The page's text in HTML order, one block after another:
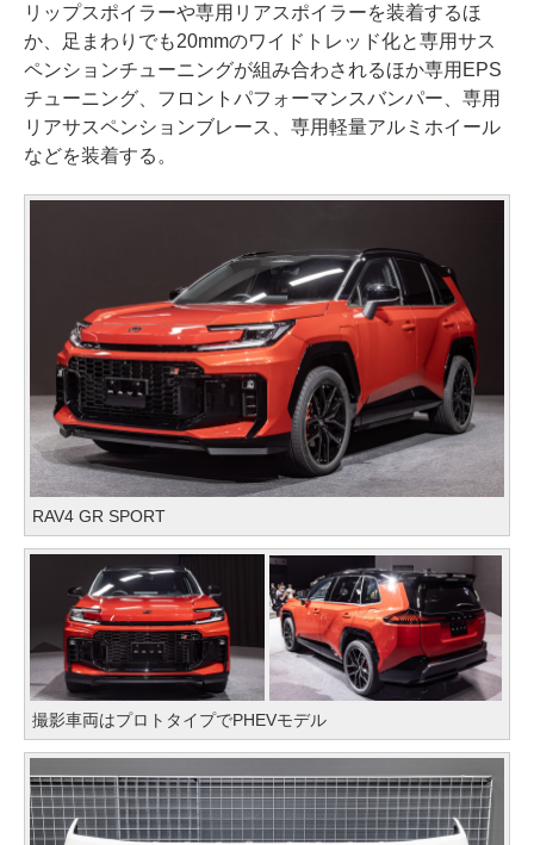
リップスポイラーや専用リアスポイラーを装着するほ
か、足まわりでも20mmのワイドトレッド化と専用サス
ペンションチューニングが組み合わされるほか専用EPS
チューニング、フロントパフォーマンスバンパー、専用
リアサスペンションブレース、専用軽量アルミホイール
などを装着する。
RAV4 GR SPORT
撮影車両はプロトタイプでPHEVモデル